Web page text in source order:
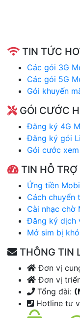
TIN TỨC
Các gói 3G
Các gói 5G
Gói khuyến
GÓI CƯỚC
Đăng ký 4G
Đăng ký gói
Gói cước
TIN HỖ TRỢ
Ứng tiền
Cách chuyển
Cài nhạc chờ
Đăng ký dịch
Mở sim bị
THÔNG TIN
Đơn vị
Đơn vị
Tổng đài:
Hotline tư